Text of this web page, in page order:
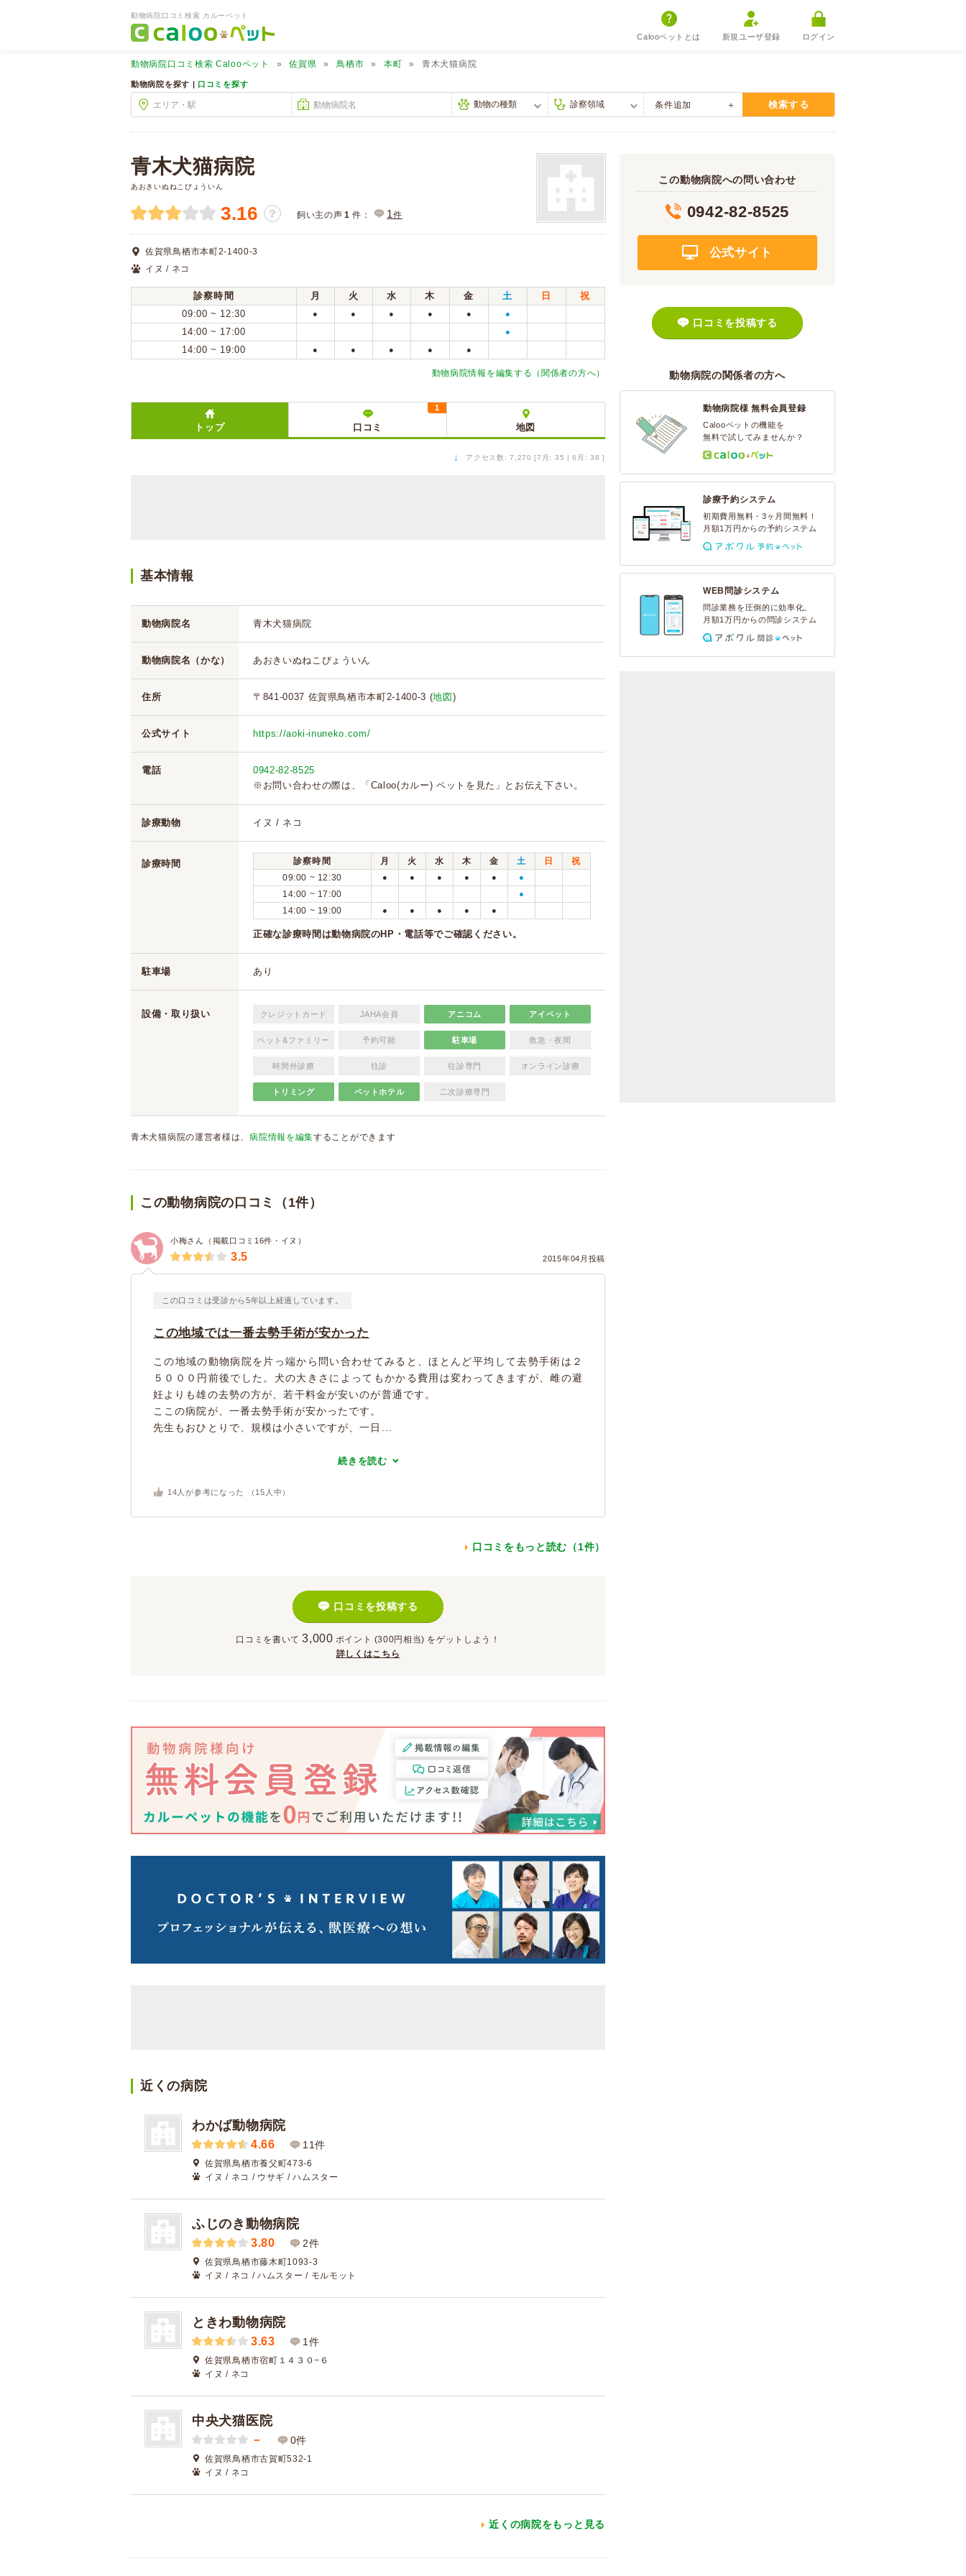
動物病院口コミ検索 カルーペット
Calooペットとは 新規ユーザ登録 ログイン
動物病院口コミ検索 Calooペット 佐賀県 鳥栖市 本町 青木犬猫病院
動物病院を探す | 口コミを探す
条件追加 検索する
青木犬猫病院
あおきいぬねこびょういん
3.16 ？ 飼い主の声 1 件： 1件
佐賀県鳥栖市本町2-1400-3
イヌ / ネコ
診察時間 月 火 水 木 金 土 日
祝
09:00 ~ 12:30
● ● ● ● ● ●
14:00 ~ 17:00 ●
14:00 ~ 19:00 ● ● ● ● ●
動物病院情報を編集する（関係者の方へ）
トップ 口コミ
1
地図
↓ アクセス数: 7,270 [7月: 35 | 6月: 38 ]
基本情報
動物病院名 青木犬猫病院
動物病院名（かな） あおきいぬねこびょういん
住所 〒841-0037 佐賀県鳥栖市本町2-1400-3 (地図 )
公式サイト https://aoki-inuneko.com/
電話
0942-82-8525
※お問い合わせの際は、「Caloo(カルー) ペットを見た」とお伝え下さい。
診療動物 イヌ / ネコ
診療時間 診察時間 月 火 水 木 金 土 日
祝
09:00 ~ 12:30
● ● ● ● ● ●
14:00 ~ 17:00 ●
14:00 ~ 19:00 ● ● ● ● ●
正確な診療時間は動物病院のHP・電話等でご確認ください。
駐車場 あり
設備・取り扱い クレジットカード JAHA会員 アニコム アイペット
ペット&ファミリー 予約可能 駐車場 救急・夜間
時間外診療 往診 往診専門 オンライン診療
トリミング ペットホテル 二次診療専門
青木犬猫病院の運営者様は、病院情報を編集することができます
この動物病院の口コミ（1件）
小梅さん（掲載口コミ16件・イヌ）
2015年04月投稿
3.5
この口コミは受診から5年以上経過しています。
この地域では一番去勢手術が安かった
この地域の動物病院を片っ端から問い合わせてみると、ほとんど平均して去勢手術は２
５０００円前後でした。犬の大きさによってもかかる費用は変わってきますが、雌の避
妊よりも雄の去勢の方が、若干料金が安いのが普通です。
ここの病院が、一番去勢手術が安かったです。
先生もおひとりで、規模は小さいですが、一日...
続きを読む
14 人が参考になった （ 15 人中）
口コミをもっと読む（1件）
口コミを投稿する
口コミを書いて 3,000 ポイント (300円相当) をゲットしよう！
詳しくはこちら
近くの病院
わかば動物病院
4.66 11件
佐賀県鳥栖市養父町473-6
イヌ / ネコ / ウサギ / ハムスター
ふじのき動物病院
3.80 2件
佐賀県鳥栖市藤木町1093-3
イヌ / ネコ / ハムスター / モルモット
ときわ動物病院
3.63 1件
佐賀県鳥栖市宿町１４３０−６
イヌ / ネコ
中央犬猫医院
－ 0件
佐賀県鳥栖市古賀町532-1
イヌ / ネコ
近くの病院をもっと見る
この動物病院への問い合わせ
0942-82-8525
公式サイト
口コミを投稿する
動物病院の関係者の方へ
動物病院様 無料会員登録
Calooペットの機能を
無料で試してみませんか？
診療予約システム
初期費用無料・3ヶ月間無料！
月額1万円からの予約システム
WEB問診システム
問診業務を圧倒的に効率化。
月額1万円からの問診システム